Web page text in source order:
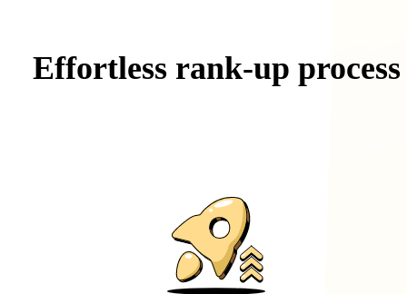
Effortless rank-up process